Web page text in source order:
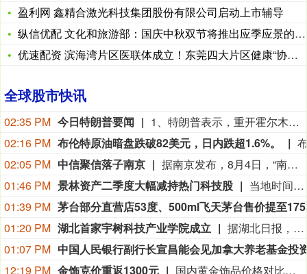
盈利网 鑫精合激光科技集团股份有限公司启动上市辅导
纵信优配 文化和旅游部：国庆中秋双节将推出应季应景的特色活动
优速配资 滨海湾片区医联体成立！东莞四大片区健康“协同网”成
全球股市快讯
02:35 PM 今日特朗普要闻
1、特朗普表示，重开霍尔木兹海峡的谈判正在推进，尽管伊朗议员正在考虑对与美国和以色列相关的船只实施限制。 2、特朗普：（关于人工智能）这可能比石油还要重要。谁赢得人工智能，谁就赢得一切。就是如此重要。人工智能比互联网大很多倍。 3、报道称，美国总统特朗普近日在一次私下会晤中表示，他希望副总统万斯能够赢得2028年总统大选。 4、美国总统特朗普当地时间8月7日宣布，联邦政府将向多个关键矿产和电池项目投资30亿美元，旨在增加美国国内产量，并以此推动国家安全与产业政策。 5、美国总统特朗普6日否认他对国防部长赫格塞思不满，称对赫格塞思所做的工作“非常满意”。 6、白宫本周致信库克称，特朗普“正在考虑”解除其职务，并要求她在三周内回应有关抵押贷款欺诈的指控。 7、特朗普媒体集团退出与Crypto.com的两项交易。 8、当地时间8月6日，有记者在采访美国总统特朗普时提出，如果民主党人在中期选举后控制国会众议院，可能会再次试图弹劾他，特朗普表示，“很多人说我是有史以来最伟大的总统之一”。
02:16 PM 布伦特原油暗盘跌破82美元，日内跌超1.6%。
02:05 PM 中信聚信落子南京
据南京发布，8月4日，“南京聚信天晟股权投资合伙企业（有限合伙）”正式落地紫金山国际科创基金街区。基金规模10.01亿元，管理人为中信聚信（北京）资本管理有限公司，其向上穿透的实际控制人为中信集团，管理人整体管理规模超百亿元。该基金在2026紫金山创投大会上签约启动组建，将重点投向新一代信息技术、高端装备、新材料、新能源、生物医药及新消费等领域，为南京科创产业注入新的资本动能。
01:46 PM 景林资产二季度大幅减持热门科技股
当地时间8月7日，知名千亿级私募景林资产披露2026年二季度末最新美股持仓（13F）。二季度，景林资产清仓英伟达、META等热门科技股，大幅减持英特尔、网易、谷歌等标的；景林资产在二季度末的美股持仓市值从38.8亿美元大幅下降至21.9亿美元，降幅达43%。在大幅收缩多只原有持仓的同时，景林资产也对部分半导体产业链公司进行了布局，包括近期业绩超预期的美国光模块制造商AAOI（应用光电）。
01:39 PM
01:20 PM 湖北首家宇树科技产业学院成立
据湖北日报，8月7日，湖北省首家宇树科技产业学院在长江工程职业技术学院成立。据悉，“宇树科技产业学院”由宇树科技股份有限公司与长江工程职业技术学院共建，实行“企业专家任院长、校内教授任执行副院长”双院长制管理架构，聚焦机器人调试、运维、技术支持等市场紧缺岗位，精准培育紧缺人才。
01:07 PM
12:19 PM 金饰克价重返1300元
国内黄金饰品价格对比显示，国内多家品牌足金饰品价格重返1300元，其中周生生足金饰品报1315元/克，周大福报价1308元/克，老庙黄金报价1310元/克。